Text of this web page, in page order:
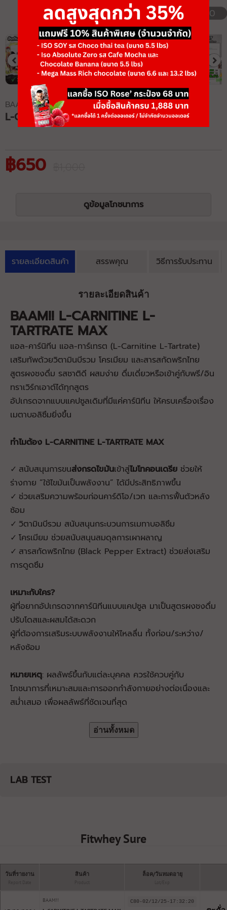
1/10
BAAM!!
L-CARNITINE L-TARTRATE MAX
฿650
ดูข้อมูลโภชนาการ
รายละเอียดสินค้า สรรพคุณ วิธีการรับประทาน
รายละเอียดสินค้า
BAAM!! L-CARNITINE L-
TARTRATE MAX
แอล-คาร์นิทีน แอล-ทาร์เทรต (L-Carnitine L-Tartrate)
เสริมทัพด้วยวิตามินบีรวม โครเมียม และสารสกัดพริกไทย
สูตรผงชงดื่ม รสชาติดี ผสมง่าย ดื่มเดี่ยวหรือเข้าคู่กับพรี/อิน
ทราเวิร์กเอาต์ได้ทุกสูตร
อัปเกรดจากแบบแคปซูลเดิมที่มีแค่คาร์นิทีน ให้ครบเครื่องเรื่อง
เมตาบอลิซึมยิ่งขึ้น
ทำไมต้อง L-CARNITINE L-TARTRATE MAX
✓ สนับสนุนการขนส่งกรดไขมันเข้าสู่ไมโทคอนเดรีย ช่วยให้
ร่างกาย “ใช้ไขมันเป็นพลังงาน” ได้มีประสิทธิภาพขึ้น
✓ ช่วยเสริมความพร้อมก่อนคาร์ดิโอ/เวท และการฟื้นตัวหลัง
ซ้อม
✓ วิตามินบีรวม สนับสนุนกระบวนการเมทาบอลิซึม
✓ โครเมียม ช่วยสนับสนุนสมดุลการเผาผลาญ
✓ สารสกัดพริกไทย (Black Pepper Extract) ช่วยส่งเสริม
การดูดซึม
เหมาะกับใคร?
ผู้ที่อยากอัปเกรดจากคาร์นิทีนแบบแคปซูล มาเป็นสูตรผงชงดื่ม
ปรับโดสและผสมได้สะดวก
ผู้ที่ต้องการเสริมระบบพลังงานให้ไหลลื่น ทั้งก่อน/ระหว่าง/
หลังซ้อม
หมายเหตุ: ผลลัพธ์ขึ้นกับแต่ละบุคคล ควรใช้ควบคู่กับ
โภชนาการที่เหมาะสมและการออกกำลังกายอย่างต่อเนื่องและ
สม่ำเสมอ เพื่อผลลัพธ์ที่ชัดเจนที่สุด
อ่านทั้งหมด
LAB TEST
Fitwhey Sure
วันที่รายงาน สินค้า ล็อค/วันหมดอายุ
BAAM!! C80-02/12/25-17:32:20